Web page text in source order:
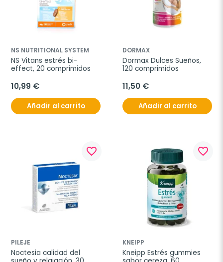
NS NUTRITIONAL SYSTEM
NS Vitans estrés bi-
effect, 20 comprimidos
10,99 €
Añadir al carrito
DORMAX
Dormax Dulces Sueños,
120 comprimidos
11,50 €
Añadir al carrito
favorite_border
PILEJE
Noctesia calidad del
favorite_border
KNEIPP
Kneipp Estrés gummies